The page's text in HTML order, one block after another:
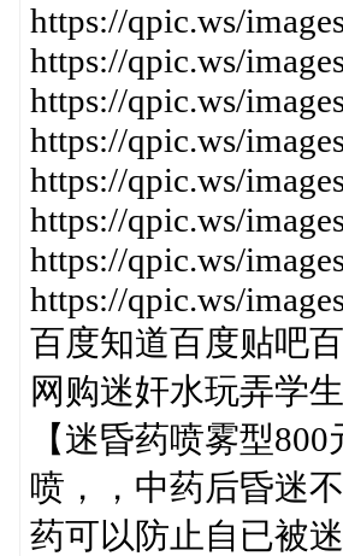
https://qpic.ws/
https://qpic.ws/
https://qpic.ws/
https://qpic.ws/
https://qpic.ws/
https://qpic.ws/
https://qpic.ws/
https://qpic.ws/
百度知道百度贴吧
网购迷奸水玩弄学
【迷昏药喷雾型
喷，，中药后昏迷
药可以防止自已被迷